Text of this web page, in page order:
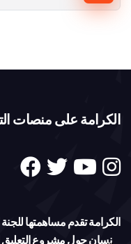
الكرامة على منصات
الكرامة تقدم مساهمتها
الإنسان حول مشروع